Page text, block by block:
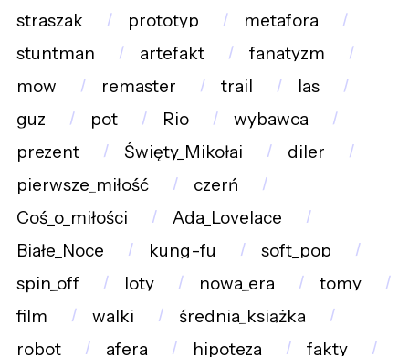
straszak
prototyp
metafora
stuntman
artefakt
fanatyzm
mow
remaster trail
las
guz
pot Rio
wybawca
prezent
Święty_Mikołaj
diler
pierwsze_miłość
czerń
Coś_o_miłości
Ada_Lovelace
Białe_Noce
kung-fu
soft_pop
spin_off
loty nowa_era
tomy
film
walki
średnia_książka
robot
afera hipoteza
fakty